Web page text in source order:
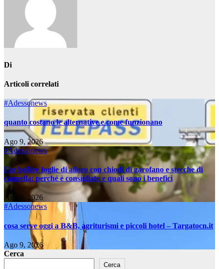
Di
Articoli correlati
#Adessonews
quanto costano le alternative e come funzionano
Ago 9, 2026
#Adessonews
Far bollire foglie di alloro con chiodi di garofano e stecche di
cannella: perché è consigliato e quali sono i benefici
Ago 9, 2026
#Adessonews
cosa serve oggi a B&B, agriturismi e piccoli hotel – Targatocn.it
Ago 9, 2026
Cerca
Cerca